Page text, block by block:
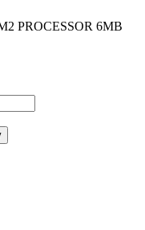
PROCESSOR 6MB